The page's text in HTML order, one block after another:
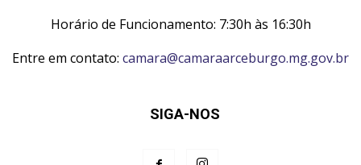
Horário de Funcionamento: 7:30h às 16:30h
Entre em contato: camara@camaraarceburgo.mg.gov.br
SIGA-NOS